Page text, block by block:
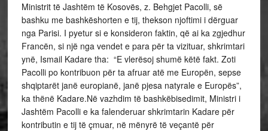
Ministrit të Jashtëm të Kosovës, z. Behgjet Pacolli, së
bashku me bashkëshorten e tij, thekson njoftimi i dërguar
nga Parisi. I pyetur si e konsideron faktin, që ai ka zgjedhur
Francën, si një nga vendet e para për ta vizituar, shkrimtari
ynë, Ismail Kadare tha: “E vlerësoj shumë këtë fakt. Zoti
Pacolli po kontribuon për ta afruar atë me Europën, sepse
shqiptarët janë europianë, janë pjesa natyrale e Europës”,
ka thënë Kadare.Në vazhdim të bashkëbisedimit, Ministri i
Jashtëm Pacolli e ka falenderuar shkrimtarin Kadare për
kontributin e tij të çmuar, në mënyrë të veçantë për